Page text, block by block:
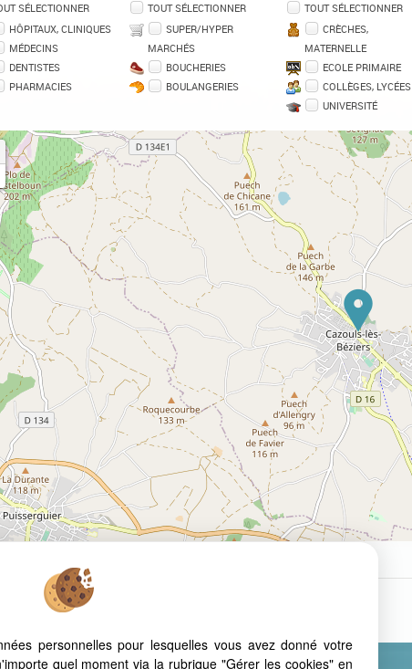
SÉLECTIONNER
HÔPITAUX, CLINIQUES
MÉDECINS
DENTISTES
PHARMACIES
TOUT SÉLECTIONNER
SUPER/HYPER
MARCHÉS
BOUCHERIES
BOULANGERIES
TOUT SÉLECTIONNER
CRÈCHES,
MATERNELLE
ECOLE PRIMAIRE
COLLÈGES, LYCÉES
UNIVERSITÉ
personnelles pour lesquelles vous avez donné votre
quel moment via la rubrique "Gérer les cookies" en